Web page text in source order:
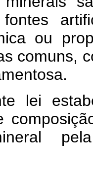
ou
comuns,
lei